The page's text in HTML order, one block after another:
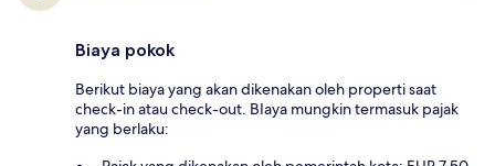
Biaya pokok
Berikut biaya yang akan dikenakan oleh properti saat
check-in atau check-out. BIaya mungkin termasuk pajak
yang berlaku: